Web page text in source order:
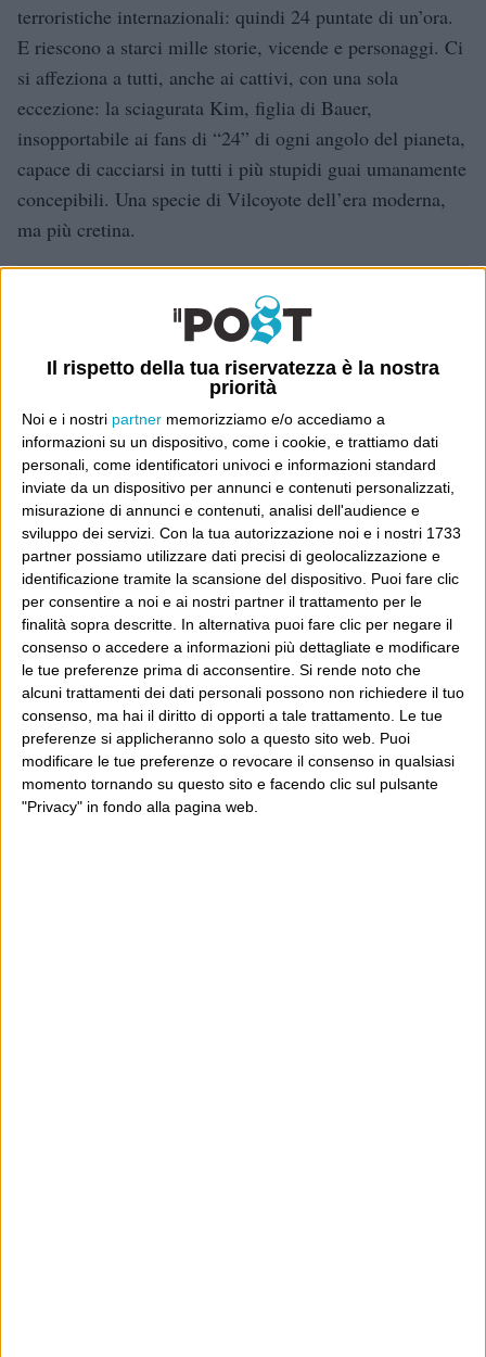
Il rispetto della tua riservatezza è la nostra
priorità
Noi e i nostri partner memorizziamo e/o accediamo a
informazioni su un dispositivo, come i cookie, e trattiamo dati
personali, come identificatori univoci e informazioni standard
inviate da un dispositivo per annunci e contenuti personalizzati,
misurazione di annunci e contenuti, analisi dell'audience e
sviluppo dei servizi. Con la tua autorizzazione noi e i nostri 1733
partner possiamo utilizzare dati precisi di geolocalizzazione e
identificazione tramite la scansione del dispositivo. Puoi fare clic
per consentire a noi e ai nostri partner il trattamento per le
finalità sopra descritte. In alternativa puoi fare clic per negare il
consenso o accedere a informazioni più dettagliate e modificare
le tue preferenze prima di acconsentire. Si rende noto che
alcuni trattamenti dei dati personali possono non richiedere il tuo
consenso, ma hai il diritto di opporti a tale trattamento. Le tue
preferenze si applicheranno solo a questo sito web. Puoi
modificare le tue preferenze o revocare il consenso in qualsiasi
momento tornando su questo sito e facendo clic sul pulsante
"Privacy" in fondo alla pagina web.
terroristiche internazionali: quindi 24 puntate di un’ora.
E riescono a starci mille storie, vicende e personaggi. Ci
si affeziona a tutti, anche ai cattivi, con una sola
eccezione: la sciagurata Kim, figlia di Bauer,
insopportabile ai fans di “24” di ogni angolo del pianeta,
capace di cacciarsi in tutti i più stupidi guai umanamente
concepibili. Una specie di Vilcoyote dell’era moderna,
ma più cretina.
Wittgenstein è il blog di Luca Sofri, il fondatore e
direttore editoriale del giornale online il Post. Forse
sei qui perché conosci già il Post, o forse sei
capitato qui per altri giri.
In questo secondo caso, e se Wittgenstein ti piace,
potrebbe piacerti anche il Post: che è partito
proprio da qui, e dal voler portare gli approcci di
questo blog dentro a un progetto più grande.
Poi il Post è cresciuto ed è diventato anche altro:
un progetto giornalistico che prosegue da oltre 16
anni, grazie a chi lo scopre, lo apprezza e lo
consiglia in giro.
Leggi il Post, magari ti piace